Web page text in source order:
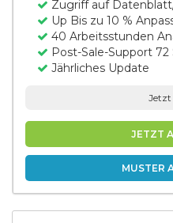
Zugriff auf
Up Bis zu 10 %
40 Arbeitsstunden
Post-Sale-Support
Jährliches Update
Jetzt
JETZT
MUSTER